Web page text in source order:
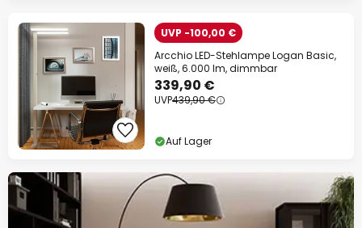
UVP -100,00 €
Arcchio LED-Stehlampe Logan Basic,
weiß, 6.000 lm, dimmbar
339,90 €
UVP439,90 €
Auf Lager